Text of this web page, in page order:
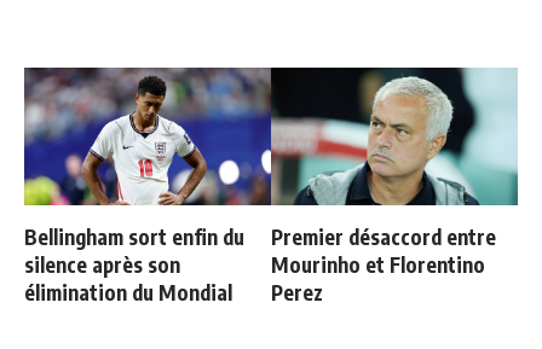
Bellingham sort enfin du
silence après son
élimination du Mondial
Premier désaccord entre
Mourinho et Florentino
Perez